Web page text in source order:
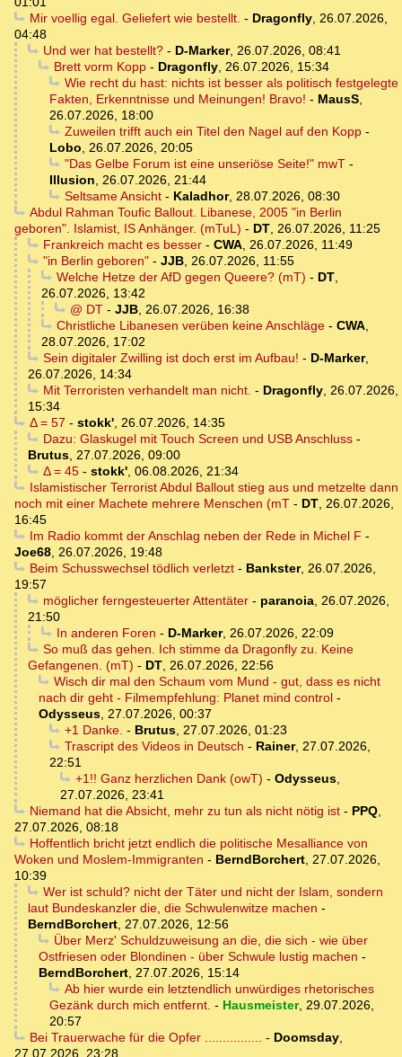
Mir voellig egal. Geliefert wie bestellt. - Dragonfly, 26.07.2026,
04:48
Und wer hat bestellt?- D-Marker, 26.07.2026, 08:41
Brett vorm Kopp- Dragonfly, 26.07.2026, 15:34
Wie recht du hast: nichts ist besser als politisch festgelegte
Fakten, Erkenntnisse und Meinungen! Bravo! - MausS,
26.07.2026, 18:00
Zuweilen trifft auch ein Titel den Nagel auf den Kopp-
Lobo, 26.07.2026, 20:05
"Das Gelbe Forum ist eine unseriöse Seite!" mwT-
Illusion, 26.07.2026, 21:44
Seltsame Ansicht- Kaladhor, 28.07.2026, 08:30
Abdul Rahman Toufic Ballout. Libanese, 2005 "in Berlin
geboren". Islamist, IS Anhänger. (mTuL) - DT, 26.07.2026, 11:25
Frankreich macht es besser- CWA, 26.07.2026, 11:49
"in Berlin geboren"- JJB, 26.07.2026, 11:55
Welche Hetze der AfD gegen Queere? (mT) - DT,
26.07.2026, 13:42
@ DT- JJB, 26.07.2026, 16:38
Christliche Libanesen verüben keine Anschläge- CWA,
28.07.2026, 17:02
Sein digitaler Zwilling ist doch erst im Aufbau! - D-Marker,
26.07.2026, 14:34
Mit Terroristen verhandelt man nicht. - Dragonfly, 26.07.2026,
15:34
Δ = 57 - stokk', 26.07.2026, 14:35
Dazu: Glaskugel mit Touch Screen und USB Anschluss-
Brutus, 27.07.2026, 09:00
Δ = 45- stokk', 06.08.2026, 21:34
Islamistischer Terrorist Abdul Ballout stieg aus und metzelte dann
noch mit einer Machete mehrere Menschen (mT - DT, 26.07.2026,
16:45
Im Radio kommt der Anschlag neben der Rede in Michel F -
Joe68, 26.07.2026, 19:48
Beim Schusswechsel tödlich verletzt- Bankster, 26.07.2026,
19:57
möglicher ferngesteuerter Attentäter- paranoia, 26.07.2026,
21:50
In anderen Foren - D-Marker, 26.07.2026, 22:09
So muß das gehen. Ich stimme da Dragonfly zu. Keine
Gefangenen. (mT) - DT, 26.07.2026, 22:56
Wisch dir mal den Schaum vom Mund - gut, dass es nicht
nach dir geht - Filmempfehlung: Planet mind control -
Odysseus, 27.07.2026, 00:37
+1 Danke. - Brutus, 27.07.2026, 01:23
Trascript des Videos in Deutsch - Rainer, 27.07.2026,
22:51
+1!! Ganz herzlichen Dank (owT) - Odysseus,
27.07.2026, 23:41
Niemand hat die Absicht, mehr zu tun als nicht nötig ist- PPQ,
27.07.2026, 08:18
Hoffentlich bricht jetzt endlich die politische Mesalliance von
Woken und Moslem-Immigranten - BerndBorchert, 27.07.2026,
10:39
Wer ist schuld? nicht der Täter und nicht der Islam, sondern
laut Bundeskanzler die, die Schwulenwitze machen -
BerndBorchert, 27.07.2026, 12:56
Über Merz' Schuldzuweisung an die, die sich - wie über
Ostfriesen oder Blondinen - über Schwule lustig machen -
BerndBorchert, 27.07.2026, 15:14
Ab hier wurde ein letztendlich unwürdiges rhetorisches
Gezänk durch mich entfernt. - Hausmeister, 29.07.2026,
20:57
Bei Trauerwache für die Opfer ................ - Doomsday,
27.07.2026, 23:28